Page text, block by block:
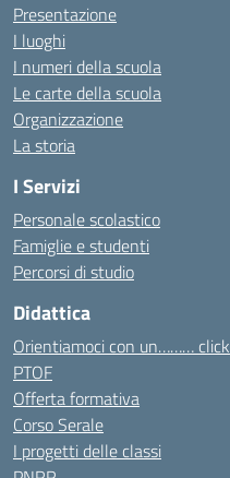
Presentazione
I luoghi
I numeri della scuola
Le carte della scuola
Organizzazione
La storia
I Servizi
Personale scolastico
Famiglie e studenti
Percorsi di studio
Didattica
Orientiamoci con un……… click
PTOF
Offerta formativa
Corso Serale
I progetti delle classi